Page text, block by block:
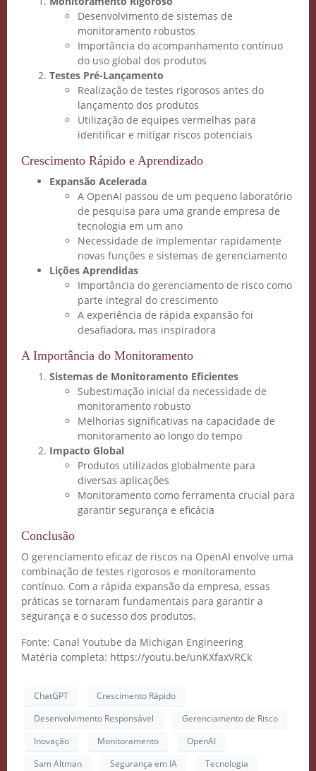
Desenvolvimento de sistemas de
monitoramento robustos
Importância do acompanhamento contínuo
do uso global dos produtos
Testes Pré-Lançamento
Realização de testes rigorosos antes do
lançamento dos produtos
Utilização de equipes vermelhas para
identificar e mitigar riscos potenciais
Crescimento Rápido e Aprendizado
Expansão Acelerada
A OpenAI passou de um pequeno laboratório
de pesquisa para uma grande empresa de
tecnologia em um ano
Necessidade de implementar rapidamente
novas funções e sistemas de gerenciamento
Lições Aprendidas
Importância do gerenciamento de risco como
parte integral do crescimento
A experiência de rápida expansão foi
desafiadora, mas inspiradora
A Importância do Monitoramento
Sistemas de Monitoramento Eficientes
Subestimação inicial da necessidade de
monitoramento robusto
Melhorias significativas na capacidade de
monitoramento ao longo do tempo
Impacto Global
Produtos utilizados globalmente para
diversas aplicações
Monitoramento como ferramenta crucial para
garantir segurança e eficácia
Conclusão
O gerenciamento eficaz de riscos na OpenAI envolve uma
combinação de testes rigorosos e monitoramento
contínuo. Com a rápida expansão da empresa, essas
práticas se tornaram fundamentais para garantir a
segurança e o sucesso dos produtos.
Fonte: Canal Youtube da Michigan Engineering
Matéria completa: https://youtu.be/unKXfaxVRCk
ChatGPT
Crescimento Rápido
Desenvolvimento Responsável
Gerenciamento de Risco
Inovação
Monitoramento
OpenAI
Sam Altman
Segurança em IA
Tecnologia